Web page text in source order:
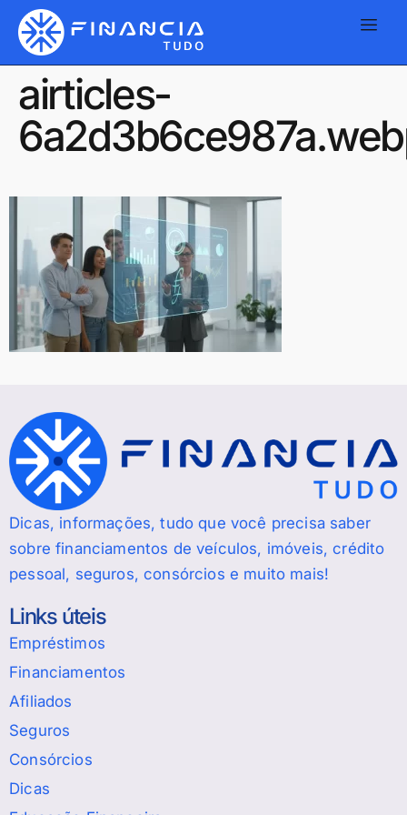
airticles-
Dicas, informações, tudo que você precisa saber
sobre financiamentos de veículos, imóveis, crédito
pessoal, seguros, consórcios e muito mais!
Links úteis
Empréstimos
Financiamentos
Afiliados
Seguros
Consórcios
Dicas